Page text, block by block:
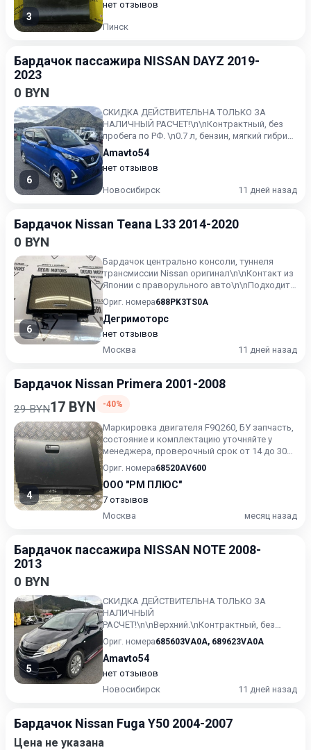
3
нет отзывов
Пинск
Бардачок пассажира NISSAN DAYZ 2019-
2023
0 BYN
6
СКИДКА ДЕЙСТВИТЕЛЬНА ТОЛЬКО ЗА
НАЛИЧНЫЙ РАСЧЕТ!\n\nКонтрактный, без
пробега по РФ. \n0.7 л, бензин, мягкий гибрид,
вариатор (CVT), передний...
Amavto54
нет отзывов
Новосибирск 11 дней назад
Бардачок Nissan Teana L33 2014-2020
0 BYN
6
Бардачок центрально консоли, туннеля
трансмиссии Nissan оригинал\n\nКонтакт из
Японии с праворульного авто\n\nПодходит
для моделей:\nNissan...
Ориг. номера688PK3TS0A
Дегримоторс
нет отзывов
Москва
11 дней назад
Бардачок Nissan Primera 2001-2008
29 BYN17 BYN -40%
4
Маркировка двигателя F9Q260, БУ запчасть,
состояние и комплектацию уточняйте у
менеджера, проверочный срок от 14 до 30
дней.
Ориг. номера68520AV600
ООО "РМ ПЛЮС"
7 отзывов
Москва
месяц назад
Бардачок пассажира NISSAN NOTE 2008-
2013
0 BYN
5
СКИДКА ДЕЙСТВИТЕЛЬНА ТОЛЬКО ЗА
НАЛИЧНЫЙ
РАСЧЕТ!\n\nВерхний.\nКонтрактный, без
пробега по РФ. \n1.2 л, бензин, вариатор
(CVT), передний приво...
Ориг. номера685603VA0A, 689623VA0A
Amavto54
нет отзывов
Новосибирск
11 дней назад
Бардачок Nissan Fuga Y50 2004-2007
Цена не указана